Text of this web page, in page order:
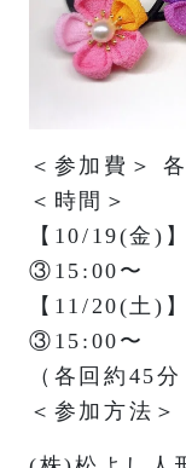
＜参加費＞
＜時間＞
【10/19(
③15:00〜
【11/20(
③15:00〜
（各回約45
＜参加方法＞